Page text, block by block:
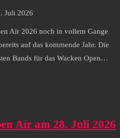
Juli 2026
Air 2026 noch in vollem Gange
auf das kommende Jahr. Die
Bands für das Wacken Open…
Air am 28. Juli 2026